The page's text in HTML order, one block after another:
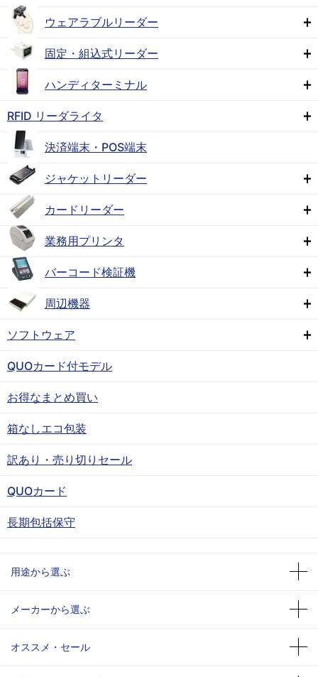
ウェアラブルリーダー
固定・組込式リーダー
ハンディターミナル
RFID リーダライタ
決済端末・POS端末
ジャケットリーダー
カードリーダー
業務用プリンタ
バーコード検証機
周辺機器
ソフトウェア
QUOカード付モデル
お得なまとめ買い
箱なしエコ包装
訳あり・売り切りセール
QUOカード
長期包括保守
用途から選ぶ
メーカーから選ぶ
オススメ・セール